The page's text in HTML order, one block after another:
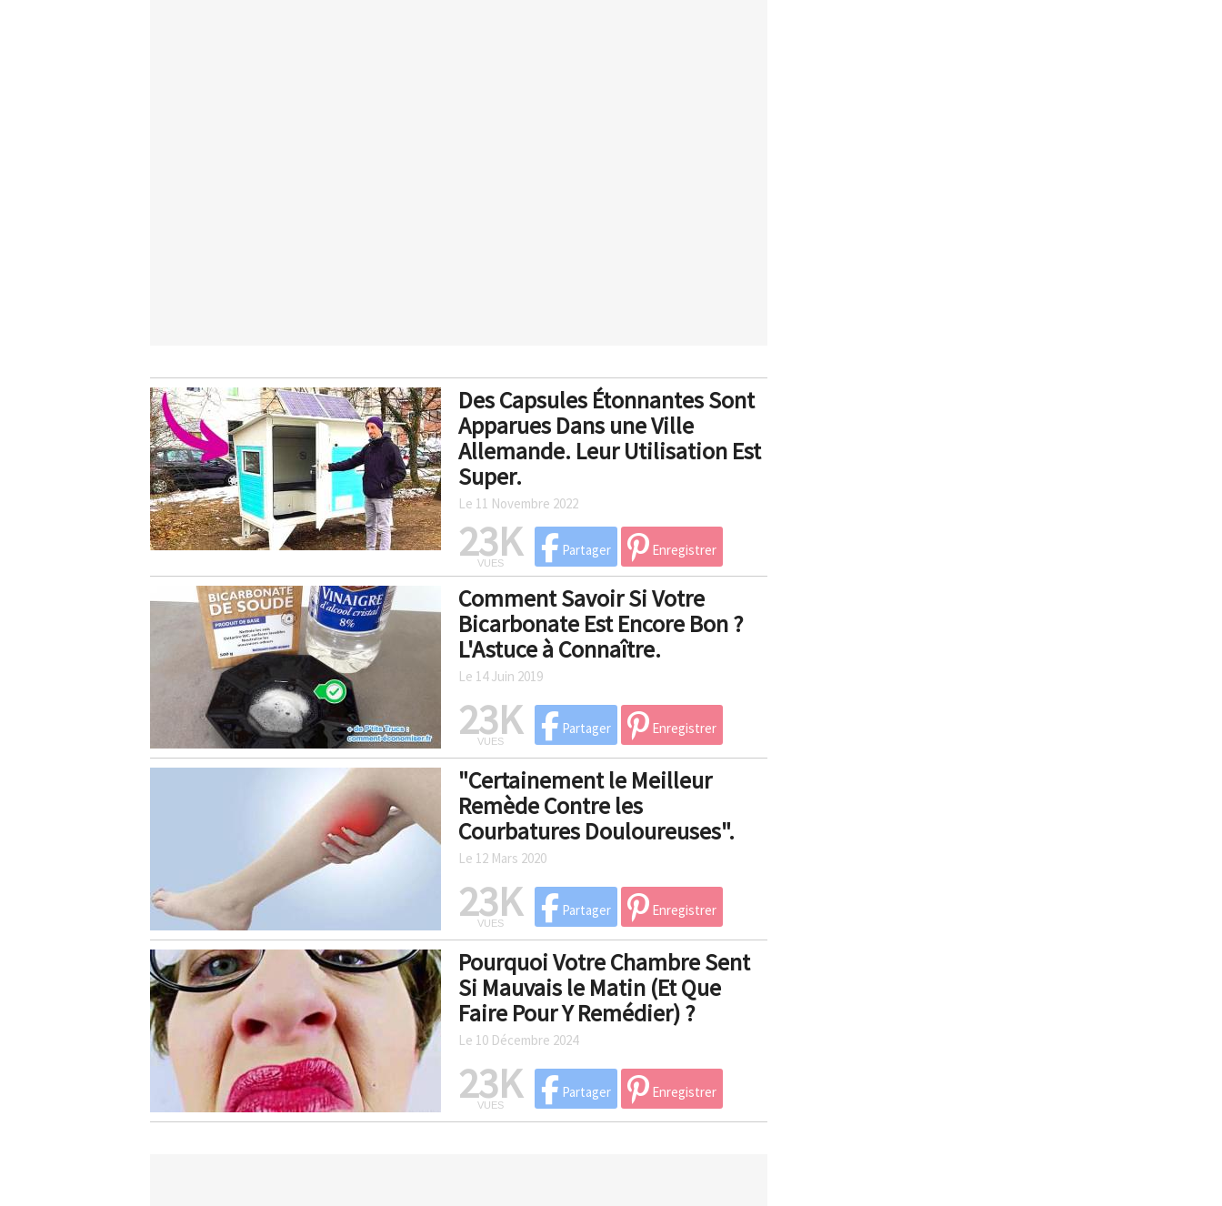
Des Capsules Étonnantes Sont
Apparues Dans une Ville
Allemande. Leur Utilisation Est
Super.
Le 11 Novembre 2022
23K
VUES
Partager Enregistrer
Comment Savoir Si Votre
Bicarbonate Est Encore Bon ?
L'Astuce à Connaître.
Le 14 Juin 2019
23K
VUES
Partager Enregistrer
"Certainement le Meilleur
Remède Contre les
Courbatures Douloureuses".
Le 12 Mars 2020
23K
VUES
Partager Enregistrer
Pourquoi Votre Chambre Sent
Si Mauvais le Matin (Et Que
Faire Pour Y Remédier) ?
Le 10 Décembre 2024
23K
VUES
Partager Enregistrer